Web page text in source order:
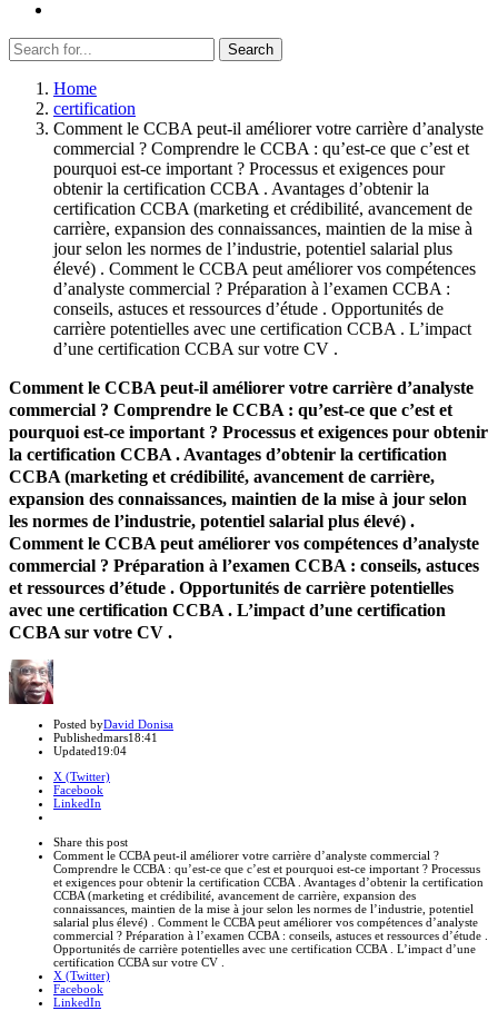
Search
Search
for:
Home
certification
Comment le CCBA peut-il améliorer votre carrière d’analyste
commercial ? Comprendre le CCBA : qu’est-ce que c’est et
pourquoi est-ce important ? Processus et exigences pour
obtenir la certification CCBA . Avantages d’obtenir la
certification CCBA (marketing et crédibilité, avancement de
carrière, expansion des connaissances, maintien de la mise à
jour selon les normes de l’industrie, potentiel salarial plus
élevé) . Comment le CCBA peut améliorer vos compétences
d’analyste commercial ? Préparation à l’examen CCBA :
conseils, astuces et ressources d’étude . Opportunités de
carrière potentielles avec une certification CCBA . L’impact
d’une certification CCBA sur votre CV .
Comment le CCBA peut-il améliorer votre carrière d’analyste
commercial ? Comprendre le CCBA : qu’est-ce que c’est et
pourquoi est-ce important ? Processus et exigences pour obtenir
la certification CCBA . Avantages d’obtenir la certification
CCBA (marketing et crédibilité, avancement de carrière,
expansion des connaissances, maintien de la mise à jour selon
les normes de l’industrie, potentiel salarial plus élevé) .
Comment le CCBA peut améliorer vos compétences d’analyste
commercial ? Préparation à l’examen CCBA : conseils, astuces
et ressources d’étude . Opportunités de carrière potentielles
avec une certification CCBA . L’impact d’une certification
CCBA sur votre CV .
Author
Posted byDavid Donisa
Publishedmars18:41
Updated19:04
X (Twitter)
Facebook
LinkedIn
post
Share this postClose
sharing
box
Comment le CCBA peut-il améliorer votre carrière d’analyste commercial ?
Comprendre le CCBA : qu’est-ce que c’est et pourquoi est-ce important ? Processus
et exigences pour obtenir la certification CCBA . Avantages d’obtenir la certification
CCBA (marketing et crédibilité, avancement de carrière, expansion des
connaissances, maintien de la mise à jour selon les normes de l’industrie, potentiel
salarial plus élevé) . Comment le CCBA peut améliorer vos compétences d’analyste
commercial ? Préparation à l’examen CCBA : conseils, astuces et ressources d’étude .
Opportunités de carrière potentielles avec une certification CCBA . L’impact d’une
certification CCBA sur votre CV .
X (Twitter)
Facebook
LinkedIn